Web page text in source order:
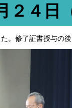
４日
。修了証書授与の